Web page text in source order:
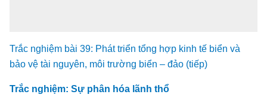
Trắc nghiệm bài 39: Phát triển tổng hợp kinh tế biển và
bảo vệ tài nguyên, môi trường biển – đảo (tiếp)
Trắc nghiệm: Sự phân hóa lãnh thổ